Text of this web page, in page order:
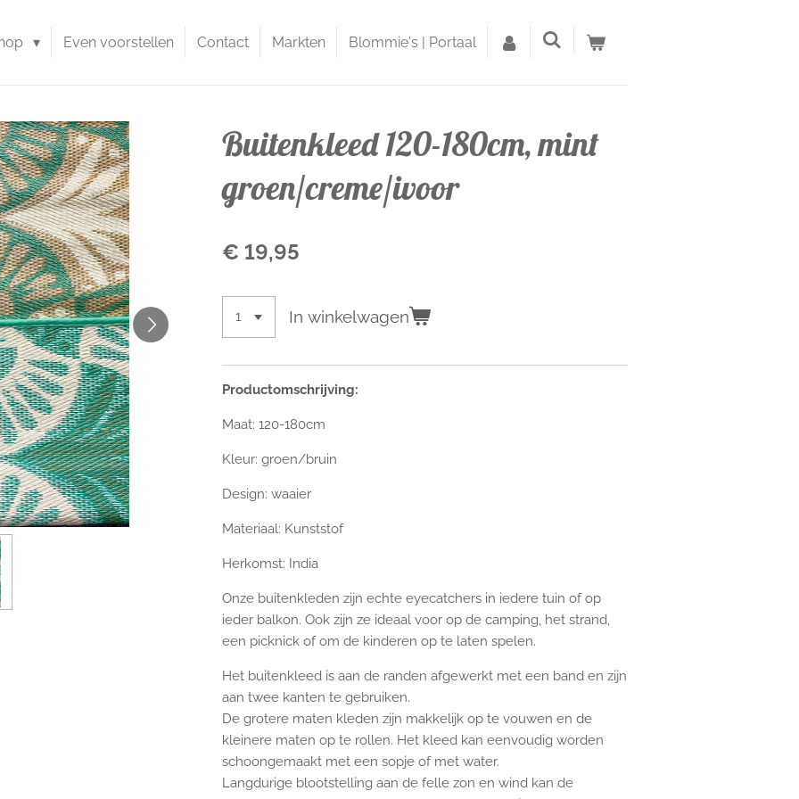
Even voorstellen Contact Markten Blommie's | Portaal
Buitenkleed 120-180cm, mint
groen/creme/ivoor
€ 19,95
In winkelwagen
Productomschrijving:
Maat: 120-180cm
Kleur: groen/bruin
Design: waaier
Materiaal: Kunststof
Herkomst: India
Onze buitenkleden zijn echte eyecatchers in iedere tuin of op
ieder balkon. Ook zijn ze ideaal voor op de camping, het strand,
een picknick of om de kinderen op te laten spelen.
Het buitenkleed is aan de randen afgewerkt met een band en zijn
aan twee kanten te gebruiken.
De grotere maten kleden zijn makkelijk op te vouwen en de
kleinere maten op te rollen. Het kleed kan eenvoudig worden
schoongemaakt met een sopje of met water.
Langdurige blootstelling aan de felle zon en wind kan de